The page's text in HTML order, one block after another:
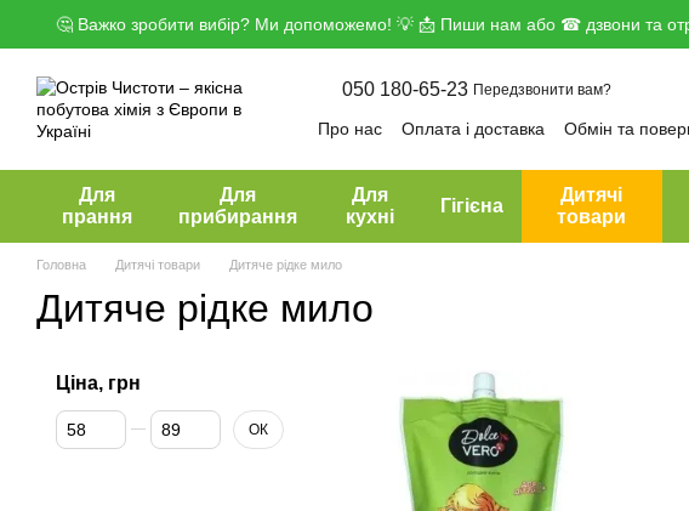
Перейти до основного контенту
🤔 Важко зробити вибір? Ми допоможемо! 💡 📩 Пиши нам або ☎ дзвони та
050 180-65-23 Передзвонити вам?
Про нас Оплата і доставка Обмін та
Для
прання
Для
прибирання
Для
кухні
Гігієна
Дитячі
товари
Головна Дитячі товари Дитяче рідке мило
Дитяче рідке мило
Ціна, грн
Від Ціна, грн
До Ціна, грн ОК